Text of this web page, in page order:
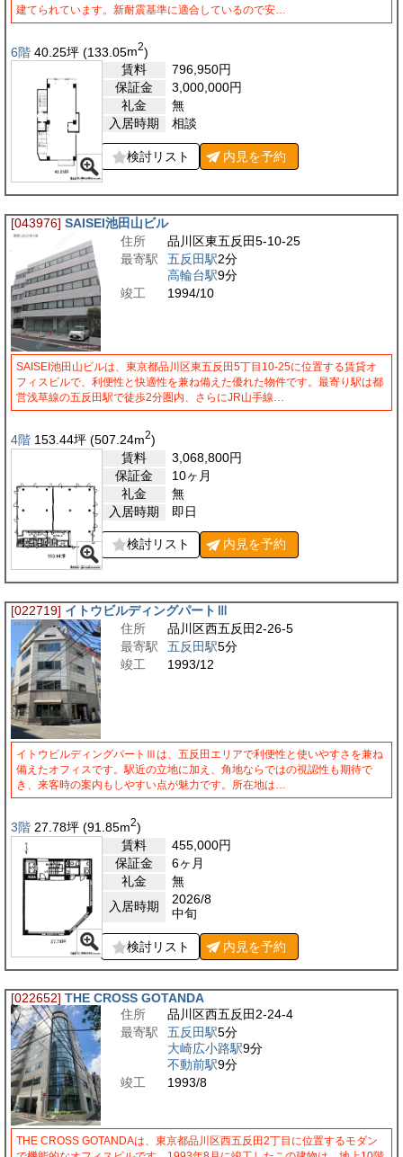
建てられています。新耐震基準に適合しているので安…
6階 40.25坪 (133.05m2)
賃料
796,950円
保証金
3,000,000円
礼金
無
入居時期
相談
検討リスト 内見を予約
[043976] SAISEI池田山ビル
住所
品川区東五反田5-10-25
最寄駅
五反田駅2分
高輪台駅9分
竣工
1994/10
SAISEI池田山ビルは、東京都品川区東五反田5丁目10-25に位置する賃貸オ
フィスビルで、利便性と快適性を兼ね備えた優れた物件です。最寄り駅は都
営浅草線の五反田駅で徒歩2分圏内、さらにJR山手線…
4階 153.44坪 (507.24m2)
賃料
3,068,800円
保証金
10ヶ月
礼金
無
入居時期
即日
検討リスト 内見を予約
[022719] イトウビルディングパートⅢ
住所
品川区西五反田2-26-5
最寄駅
五反田駅5分
竣工
1993/12
イトウビルディングパートⅢは、五反田エリアで利便性と使いやすさを兼ね
備えたオフィスです。駅近の立地に加え、角地ならではの視認性も期待で
き、来客時の案内もしやすい点が魅力です。所在地は…
3階 27.78坪 (91.85m2)
賃料
455,000円
保証金
6ヶ月
礼金
無
入居時期
2026/8
中旬
検討リスト 内見を予約
[022652] THE CROSS GOTANDA
住所
品川区西五反田2-24-4
最寄駅
五反田駅5分
大崎広小路駅9分
不動前駅9分
竣工
1993/8
THE CROSS GOTANDAは、東京都品川区西五反田2丁目に位置するモダン